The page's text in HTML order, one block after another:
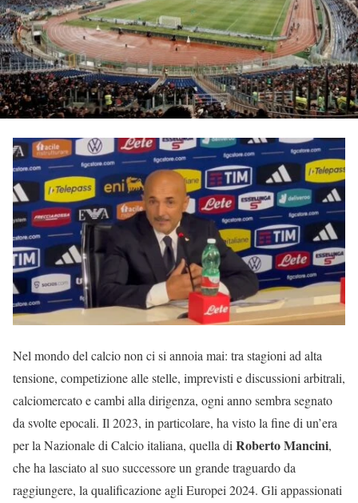
Nel mondo del calcio non ci si annoia mai: tra stagioni ad alta
tensione, competizione alle stelle, imprevisti e discussioni arbitrali,
calciomercato e cambi alla dirigenza, ogni anno sembra segnato
da svolte epocali. Il 2023, in particolare, ha visto la fine di un’era
per la Nazionale di Calcio italiana, quella di Roberto Mancini,
che ha lasciato al suo successore un grande traguardo da
raggiungere, la qualificazione agli Europei 2024. Gli appassionati